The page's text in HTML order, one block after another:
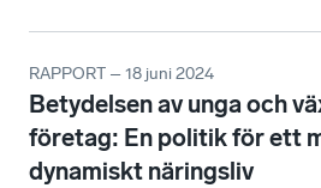
RAPPORT – 18 juni 2024
Betydelsen av unga och
företag: En politik för ett
dynamiskt näringsliv